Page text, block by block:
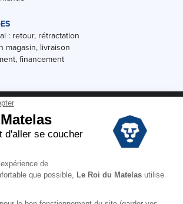
: retour, rétractation
magasin, livraison
financement
de vente magasin